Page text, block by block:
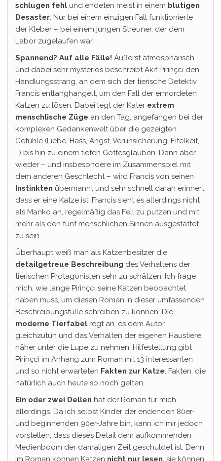
schlugen fehl und endeten meist in einem blutigen
Desaster. Nur bei einem einzigen Fall funktionierte
der Kleber – bei einem jungen Streuner, der dem
Labor zugelaufen war…
Spannend? Auf alle Fälle! Äußerst atmosphärisch
und dabei sehr mysteriös beschreibt Akif Pirinçci den
Handlungsstrang, an dem sich der tierische Detektiv
Francis entlanghangelt, um den Fall der ermordeten
Katzen zu lösen. Dabei legt der Kater extrem
menschlische Züge an den Tag, angefangen bei der
komplexen Gedankenwelt über die gezeigten
Gefühle (Liebe, Hass, Angst, Verunsicherung, Eitelkeit,
…) bis hin zu einem tiefen Gottesglauben. Dann aber
wieder – und insbesondere im Zusammenspiel mit
dem anderen Geschlecht – wird Francis von seinen
Instinkten übermannt und sehr schnell daran erinnert,
dass er eine Katze ist. Francis sieht es allerdings nicht
als Manko an, regelmäßig das Fell zu putzen und mit
mehr als den fünf menschlichen Sinnen ausgestattet
zu sein.
Überhaupt weiß man als Katzenbesitzer die
detailgetreue Beschreibung des Verhaltens der
tierischen Protagonisten sehr zu schätzen. Ich frage
mich, wie lange Pirinçci seine Katzen beobachtet
haben muss, um diesen Roman in dieser umfassenden
Beschreibungsfülle schreiben zu können. Die
moderne Tierfabel regt an, es dem Autor
gleichzutun und das Verhalten der eigenen Haustiere
näher unter die Lupe zu nehmen. Hilfestellung gibt
Pirinçci im Anhang zum Roman mit 13 interessanten
und so nicht erwarteten Fakten zur Katze. Fakten, die
natürlich auch heute so noch gelten.
Ein oder zwei Dellen hat der Roman für mich
allerdings. Da ich selbst Kinder der endenden 80er-
und beginnenden 90er-Jahre bin, kann ich mir jedoch
vorstellen, dass dieses Detail dem aufkommenden
Medienboom der damaligen Zeit geschuldet ist. Denn
im Roman können Katzen nicht nur lesen , sie können